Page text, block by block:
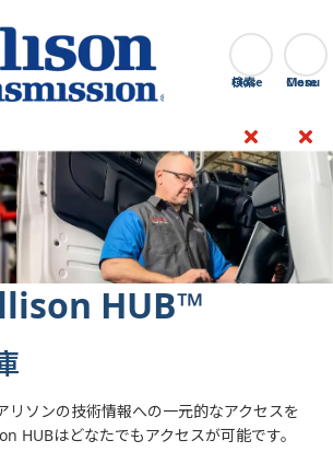
検索
Close
HUB™
ソンの技術情報への一元的なアクセスを
HUBはどなたでもアクセスが可能です。